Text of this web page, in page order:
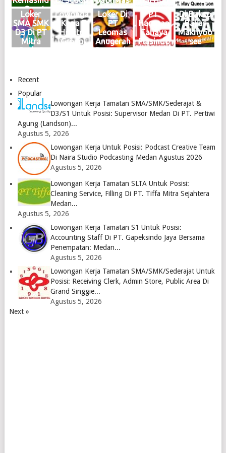
Logo Logo Logo Logo Logo
o Cepat
Medan
Oktober
2024
Logo
Medan
Juni 2024
Logo
Medan
KIM
Mabar
April
2024
Medan
Januari
2024
Logo
Queen
Son
Medan
2024
Logo
Loker
SMA SMK
D3 Di PT
Mitra
Berkat
2023
Lowonga
n Kerja Di
Hokito
Group
Loker Di
PT
Leomas
Anugerah
Bersauda
PT.
Harapan
Cahaya
Plasindo
Di Bakso
Bakar
Maknyoo
see
Recent
Popular
Lowongan Kerja Tamatan SMA/SMK/Sederajat &
D3/S1 Untuk Posisi: Supervisor Medan Di PT. Pertiwi
Agung (Landson)...
Agustus 5, 2026
Lowongan Kerja Untuk Posisi: Podcast Creative Team
Di Naira Studio Podcasting Medan Agustus 2026
Agustus 5, 2026
Lowongan Kerja Tamatan SLTA Untuk Posisi:
Cleaning Service, Filling Di PT. Tiffa Mitra Sejahtera
Medan...
Agustus 5, 2026
Lowongan Kerja Tamatan S1 Untuk Posisi:
Accounting Staff Di PT. Gapeksindo Jaya Bersama
Penempatan: Medan...
Agustus 5, 2026
Lowongan Kerja Tamatan SMA/SMK/Sederajat Untuk
Posisi: Receiving Clerk, Admin Store, Public Area Di
Grand Singgie...
Agustus 5, 2026
Next »